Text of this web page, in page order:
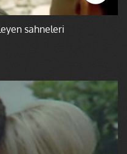
sahneleri